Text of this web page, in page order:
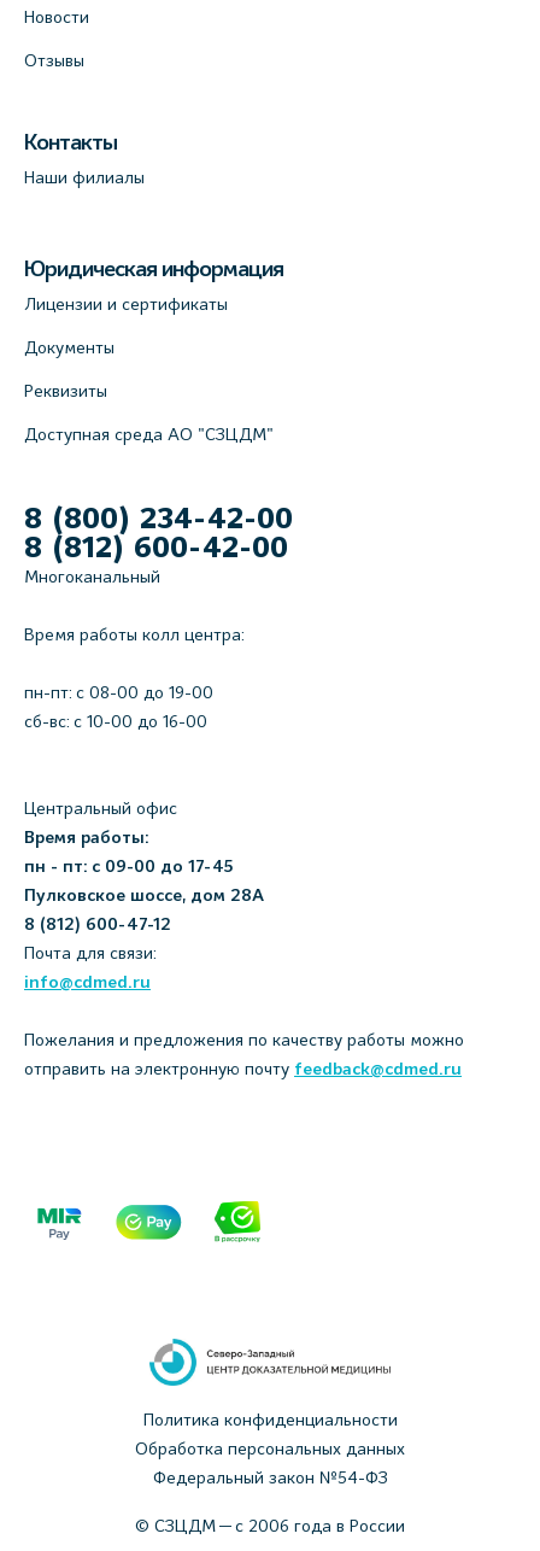
Новости
Отзывы
Контакты
Наши филиалы
Юридическая информация
Лицензии и сертификаты
Документы
Реквизиты
Доступная среда АО "СЗЦДМ"
8 (800) 234-42-00
8 (812) 600-42-00
Многоканальный
Время работы колл центра:
пн-пт: c 08-00 до 19-00
сб-вс: с 10-00 до 16-00
Центральный офис
Время работы:
пн - пт: с 09-00 до 17-45
Пулковское шоссе, дом 28А
8 (812) 600-47-12
Почта для связи:
info@cdmed.ru
Пожелания и предложения по качеству работы можно
отправить на электронную почту feedback@cdmed.ru
Политика конфиденциальности
Обработка персональных данных
Федеральный закон №54-ФЗ
© СЗЦДМ — с 2006 года в России